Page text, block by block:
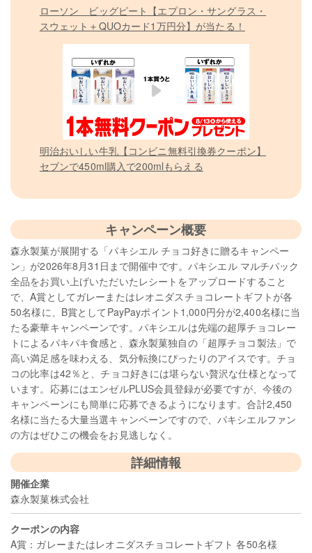
ローソン ビッグピート【エプロン・サングラス・
スウェット＋QUOカード1万円分】が当たる！
明治おいしい牛乳【コンビニ無料引換券クーポン】
セブンで450ml購入で200mlもらえる
キャンペーン概要
森永製菓が展開する「パキシエル チョコ好きに贈るキャンペー
ン」が2026年8月31日まで開催中です。パキシエル マルチパック
全品をお買い上げいただいたレシートをアップロードすること
で、A賞としてガレーまたはレオニダスチョコレートギフトが各
50名様に、B賞としてPayPayポイント1,000円分が2,400名様に当
たる豪華キャンペーンです。パキシエルは先端の超厚チョコレー
トによるパキパキ食感と、森永製菓独自の「超厚チョコ製法」で
高い満足感を味わえる、気分転換にぴったりのアイスです。チョ
コの比率は42％と、チョコ好きには堪らない贅沢な仕様となって
います。応募にはエンゼルPLUS会員登録が必要ですが、今後の
キャンペーンにも簡単に応募できるようになります。合計2,450
名様に当たる大量当選キャンペーンですので、パキシエルファン
の方はぜひこの機会をお見逃しなく。
詳細情報
開催企業
森永製菓株式会社
クーポンの内容
A賞：ガレーまたはレオニダスチョコレートギフト 各50名様